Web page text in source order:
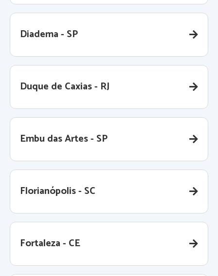
Diadema - SP
Duque de Caxias - RJ
Embu das Artes - SP
Florianópolis - SC
Fortaleza - CE